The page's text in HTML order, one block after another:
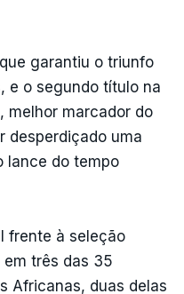
garantiu o triunfo
e o segundo título na
melhor marcador do
desperdiçado uma
lance do tempo
frente à seleção
três das 35
Africanas, duas delas